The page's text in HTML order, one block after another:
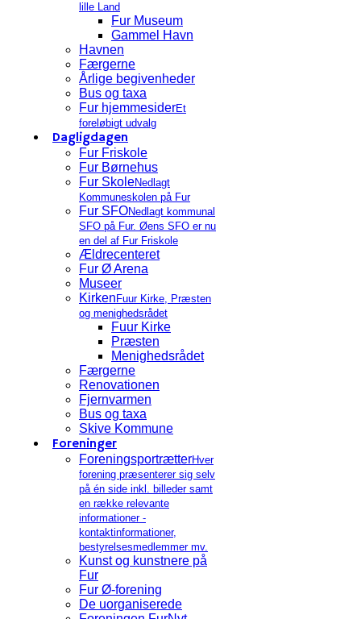
lille Land
Fur Museum
Gammel Havn
Havnen
Færgerne
Årlige begivenheder
Bus og taxa
Fur hjemmesiderEt
foreløbigt udvalg
Dagligdagen
Fur Friskole
Fur Børnehus
Fur SkoleNedlagt
Kommuneskolen på Fur
Fur SFONedlagt kommunal
SFO på Fur. Øens SFO er nu
en del af Fur Friskole
Ældrecenteret
Fur Ø Arena
Museer
Kirken Fuur Kirke, Præsten
og menighedsrådet
Fuur Kirke
Præsten
Menighedsrådet
Færgerne
Renovationen
Fjernvarmen
Bus og taxa
Skive Kommune
Foreninger
ForeningsportrætterHver
forening præsenterer sig selv
på én side inkl. billeder samt
en række relevante
informationer -
kontaktinformationer,
bestyrelsesmedlemmer mv.
Kunst og kunstnere på
Fur
Fur Ø-forening
De uorganiserede